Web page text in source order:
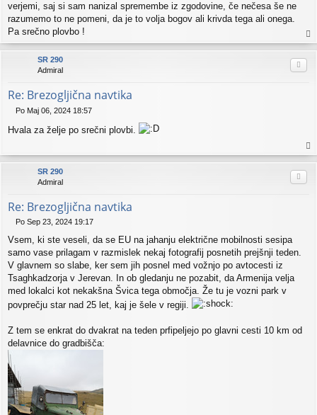
o
r
verjemi, saj si sam nanizal spremembe iz zgodovine, če nečesa še ne
razumemo to ne pomeni, da je to volja bogov ali krivda tega ali onega.
Pa srečno plovbo !
a
SR 290
Admiral
Re: Brezogljična navtika
d
v
Po Maj 06, 2024 18:57
Hvala za želje po srečni plovbi.
a
SR 290
Admiral
Re: Brezogljična navtika
d
g
v
o
r
Po Sep 23, 2024 19:17
Vsem, ki ste veseli, da se EU na jahanju električne mobilnosti sesipa
samo vase prilagam v razmislek nekaj fotografij posnetih prejšnji teden.
V glavnem so slabe, ker sem jih posnel med vožnjo po avtocesti iz
Tsaghkadzorja v Jerevan. In ob gledanju ne pozabit, da Armenija velja
med lokalci kot nekakšna Švica tega območja. Že tu je vozni park v
povprečju star nad 25 let, kaj je šele v regiji.
Z tem se enkrat do dvakrat na teden prfipeljejo po glavni cesti 10 km od
delavnice do gradbišča: